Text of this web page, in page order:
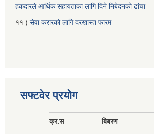
हकदारले आर्थिक सहायताका लागि दिने निबेदनको ढांचा
११ ) सेवा करारको लागि दरखास्त फारम
सफ्टवेर प्रयोग
क्र.स बिबरण